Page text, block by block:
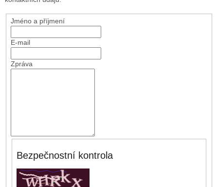
Jméno a příjmení
E-mail
Zpráva
Bezpečnostní kontrola